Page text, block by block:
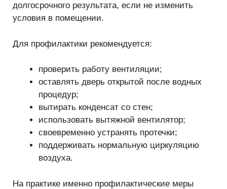
долгосрочного результата, если не изменить
условия в помещении.
Для профилактики рекомендуется:
проверить работу вентиляции;
оставлять дверь открытой после водных
процедур;
вытирать конденсат со стен;
использовать вытяжной вентилятор;
своевременно устранять протечки;
поддерживать нормальную циркуляцию
воздуха.
На практике именно профилактические меры